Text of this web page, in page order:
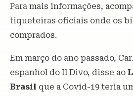
Para mais informações,
tiqueteiras oficiais onde os
comprados.
Em março do ano passado,
espanhol do Il Divo, disse ao
Brasil que a Covid-19 teria